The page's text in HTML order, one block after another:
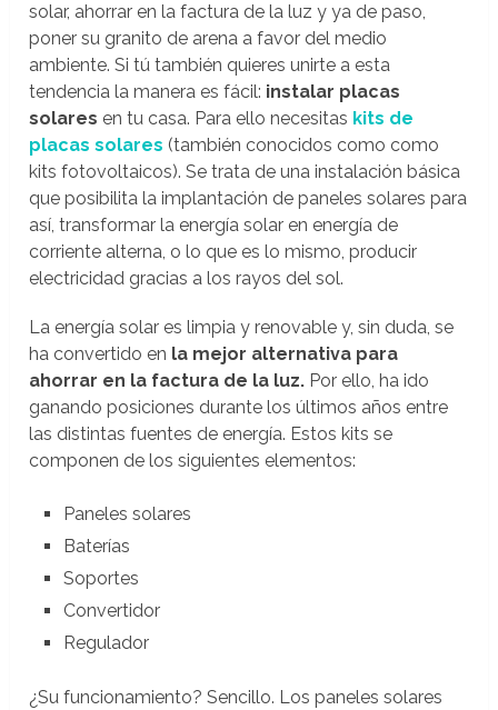
solar, ahorrar en la factura de la luz y ya de paso,
poner su granito de arena a favor del medio
ambiente. Si tú también quieres unirte a esta
tendencia la manera es fácil: instalar placas
solares en tu casa. Para ello necesitas kits de
placas solares (también conocidos como como
kits fotovoltaicos). Se trata de una instalación básica
que posibilita la implantación de paneles solares para
así, transformar la energía solar en energía de
corriente alterna, o lo que es lo mismo, producir
electricidad gracias a los rayos del sol.
La energía solar es limpia y renovable y, sin duda, se
ha convertido en la mejor alternativa para
ahorrar en la factura de la luz. Por ello, ha ido
ganando posiciones durante los últimos años entre
las distintas fuentes de energía. Estos kits se
componen de los siguientes elementos:
Paneles solares
Baterías
Soportes
Convertidor
Regulador
¿Su funcionamiento? Sencillo. Los paneles solares